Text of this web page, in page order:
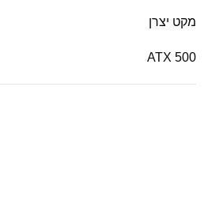
מקט יצרן
ATX 500